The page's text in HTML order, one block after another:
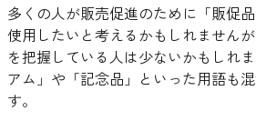
多くの人が販売促進のために「販促
使用したいと考えるかもしれません
を把握している人は少ないかもしれ
アム」や「記念品」といった用語も
す。